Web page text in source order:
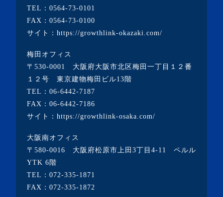
・2016年5月(1記事)
・2016年4月(2記事)
TEL： 0564-73-0101
FAX：0564-73-0100
サイト： https://growthlink-okazaki.com/
梅田オフィス
〒530-0001 大阪府大阪市北区梅田一丁目１２番
１２号 東京建物梅田ビル13階
TEL： 06-6442-7187
FAX：06-6442-7186
サイト： https://growthlink-osaka.com/
大阪南オフィス
〒580-0016 大阪府松原市上田3丁目4-11 ペルル
YTK 6階
TEL： 072-335-1871
FAX：072-335-1872